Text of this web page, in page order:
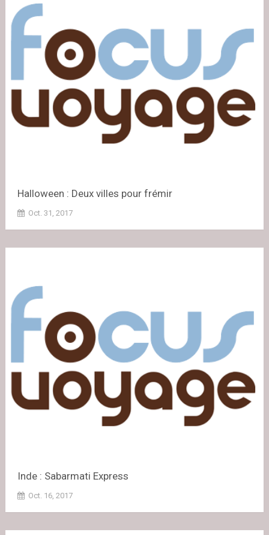
Halloween : Deux villes pour frémir
Oct. 31, 2017
Inde : Sabarmati Express
Oct. 16, 2017